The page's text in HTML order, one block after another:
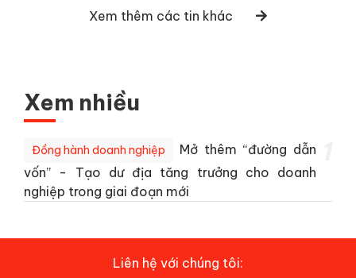
Xem thêm các tin khác
Xem nhiều
Đồng hành doanh nghiệp
Mở thêm “đường dẫn
vốn” - Tạo dư địa tăng trưởng cho doanh
nghiệp trong giai đoạn mới
Liên hệ với chúng tôi: